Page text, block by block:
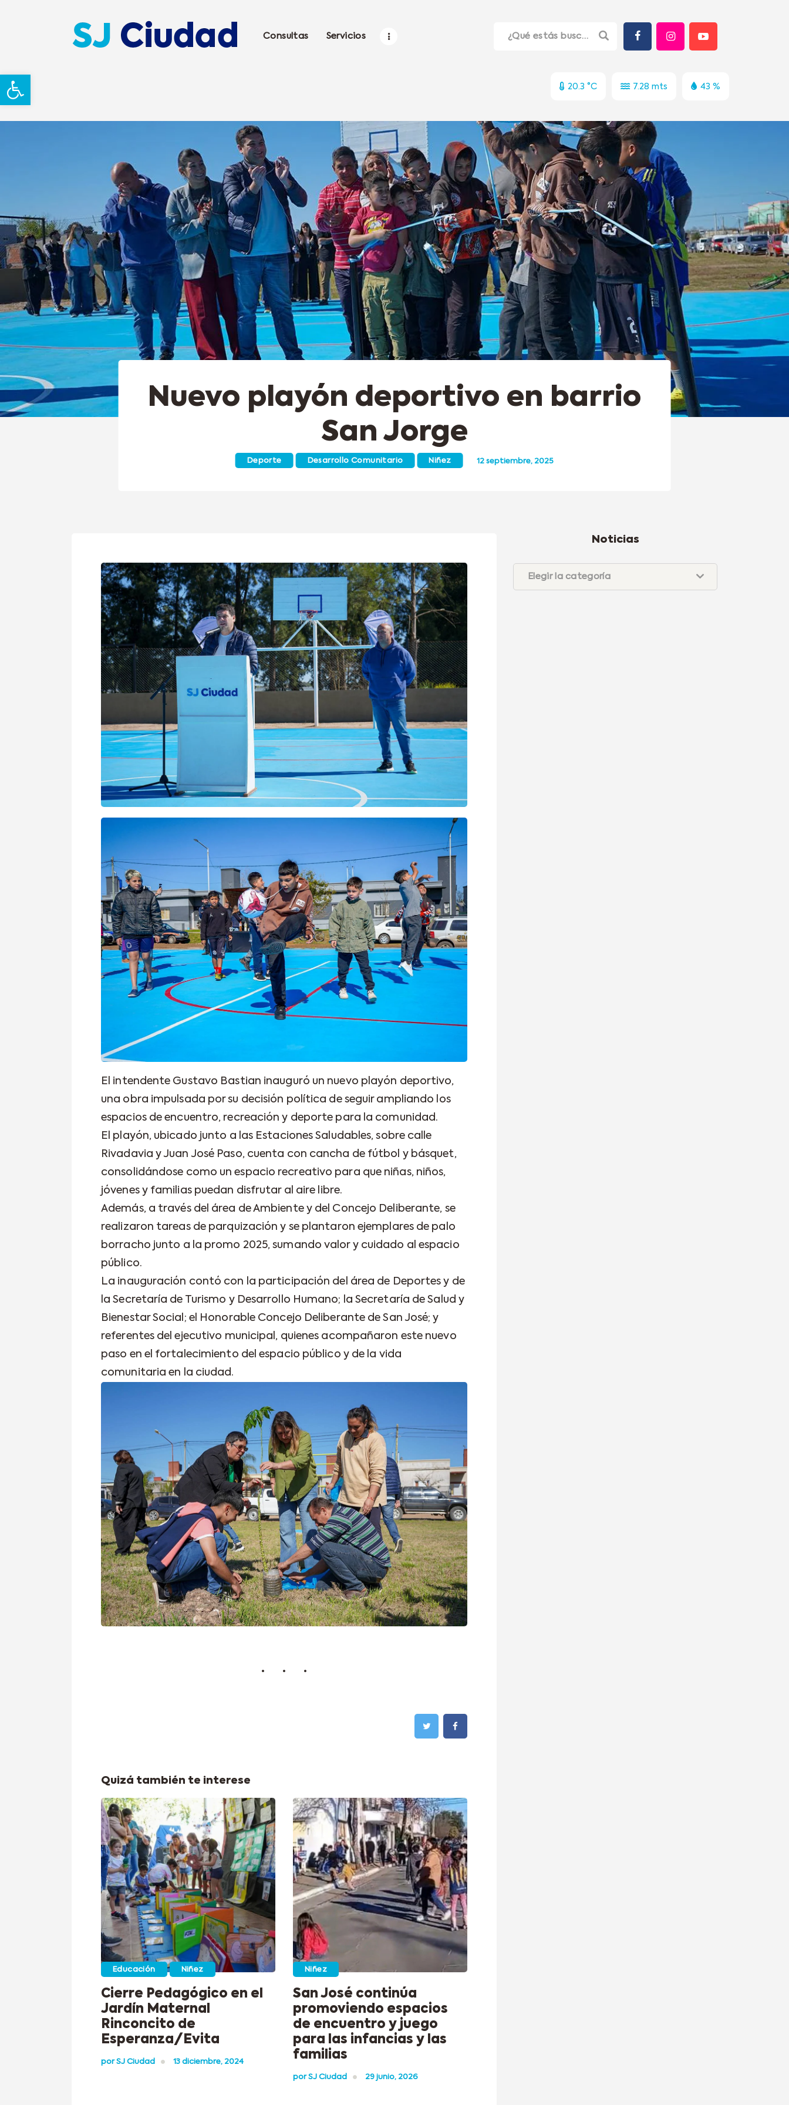
Abrir barra de herramientas
Consultas Servicios
20.3 °C 7.28 mts 43 %
Nuevo playón deportivo en barrio
San Jorge
Deporte Desarrollo Comunitario Niñez 12 septiembre, 2025
El intendente Gustavo Bastian inauguró un nuevo playón deportivo,
una obra impulsada por su decisión política de seguir ampliando los
espacios de encuentro, recreación y deporte para la comunidad.
El playón, ubicado junto a las Estaciones Saludables, sobre calle
Rivadavia y Juan José Paso, cuenta con cancha de fútbol y básquet,
consolidándose como un espacio recreativo para que niñas, niños,
jóvenes y familias puedan disfrutar al aire libre.
Además, a través del área de Ambiente y del Concejo Deliberante, se
realizaron tareas de parquización y se plantaron ejemplares de palo
borracho junto a la promo 2025, sumando valor y cuidado al espacio
público.
La inauguración contó con la participación del área de Deportes y de
la Secretaría de Turismo y Desarrollo Humano; la Secretaría de Salud y
Bienestar Social; el Honorable Concejo Deliberante de San José; y
referentes del ejecutivo municipal, quienes acompañaron este nuevo
paso en el fortalecimiento del espacio público y de la vida
comunitaria en la ciudad.
Quizá también te interese
Educación Niñez
Cierre Pedagógico en el
Jardín Maternal
Rinconcito de
Esperanza/Evita
porSJ Ciudad 13 diciembre, 2024
Niñez
San José continúa
promoviendo espacios
de encuentro y juego
para las infancias y las
familias
porSJ Ciudad 29 junio, 2026
Noticias